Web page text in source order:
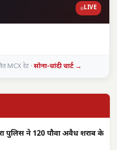
LIVE
MCX रेट ·सोना-चांदी चार्ट →
पुलिस ने 120 पौवा अवैध शराब के